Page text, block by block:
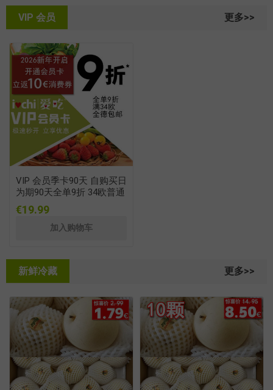
VIP 会员 更多>>
VIP 会员季卡90天 自购买日
为期90天全单9折 34欧普通
快递包邮
€19.99
新鲜冷藏 更多>>